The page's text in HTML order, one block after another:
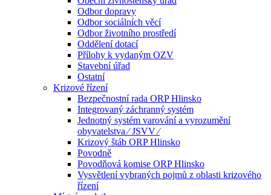
Odbor dopravy
Odbor sociálních věcí
Odbor životního prostředí
Oddělení dotací
Přílohy k vydaným OZV
Stavební úřad
Ostatní
Krizové řízení
Bezpečnostní rada ORP Hlinsko
Integrovaný záchranný systém
Jednotný systém varování a vyrozumění
obyvatelstva ⁄ JSVV ⁄
Krizový štáb ORP Hlinsko
Povodně
Povodňová komise ORP Hlinsko
Vysvětlení vybraných pojmů z oblasti krizového
řízení